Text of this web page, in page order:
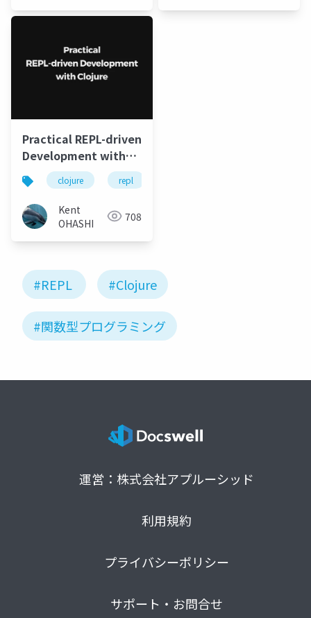
Practical REPL-driven
Development with
Clojureclojure repl
Kent
OHASHI
708
#REPL #Clojure
#関数型プログラミング
運営：株式会社アプルーシッド
利用規約
プライバシーポリシー
サポート・お問合せ